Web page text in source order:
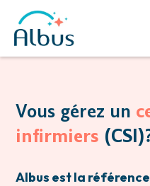
Vous gérez un
infirmiers
Albus est la